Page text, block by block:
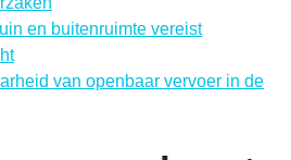
en buitenruimte vereist
van openbaar vervoer in de